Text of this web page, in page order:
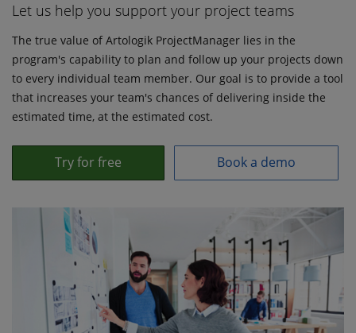
Let us help you support your project teams
The true value of Artologik ProjectManager lies in the
program's capability to plan and follow up your projects down
to every individual team member. Our goal is to provide a tool
that increases your team's chances of delivering inside the
estimated time, at the estimated cost.
Try for free Book a demo